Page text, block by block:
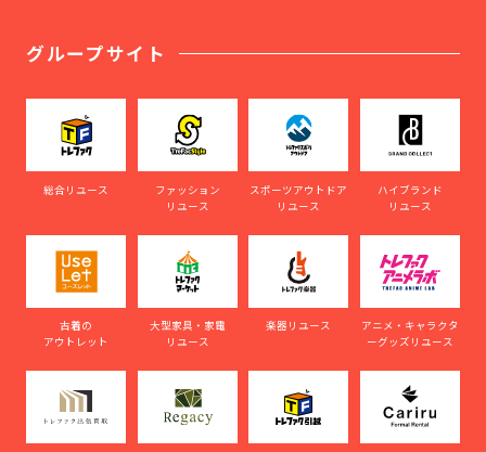
グループサイト
総合リユース
ファッション
リユース
スポーツアウトドア
リユース
ハイブランド
リユース
古着の
アウトレット
大型家具・家電
リユース
楽器リユース
アニメ・キャラクタ
ーグッズリユース